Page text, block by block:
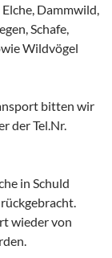
Dammwild,
Schafe,
Wildvögel
bitten wir
der Tel.Nr.
in Schuld
wieder von